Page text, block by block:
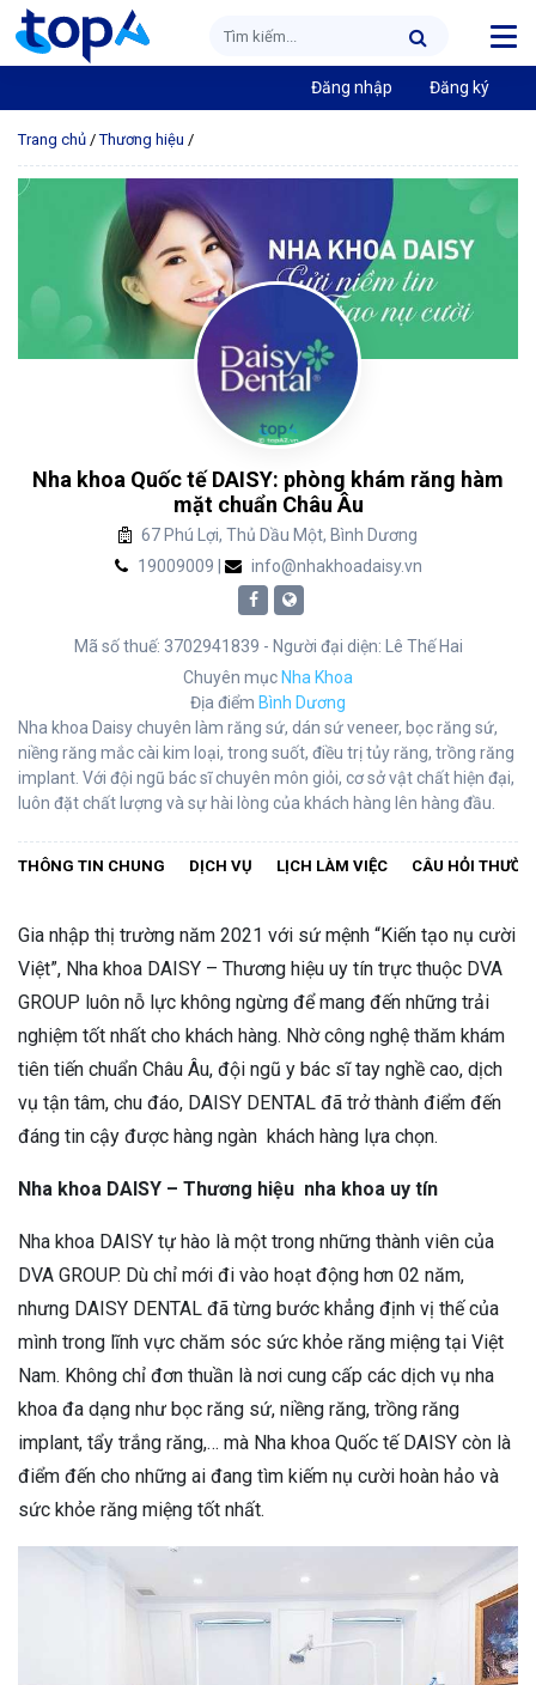
Đăng nhập Đăng ký
Trang chủ /Thương hiệu /
Nha khoa Quốc tế DAISY: phòng khám răng hàm
mặt chuẩn Châu Âu
67 Phú Lợi, Thủ Dầu Một, Bình Dương
19009009 |
info@nhakhoadaisy.vn
Mã số thuế: 3702941839 - Người đại diện: Lê Thế Hai
Chuyên mục Nha Khoa
Địa điểm Bình Dương
Nha khoa Daisy chuyên làm răng sứ, dán sứ veneer, bọc răng sứ,
niềng răng mắc cài kim loại, trong suốt, điều trị tủy răng, trồng răng
implant. Với đội ngũ bác sĩ chuyên môn giỏi, cơ sở vật chất hiện đại,
luôn đặt chất lượng và sự hài lòng của khách hàng lên hàng đầu.
THÔNG TIN CHUNG DỊCH VỤ LỊCH LÀM VIỆC CÂU HỎI
Gia nhập thị trường năm 2021 với sứ mệnh “Kiến tạo nụ cười
Việt”, Nha khoa DAISY – Thương hiệu uy tín trực thuộc DVA
GROUP luôn nỗ lực không ngừng để mang đến những trải
nghiệm tốt nhất cho khách hàng. Nhờ công nghệ thăm khám
tiên tiến chuẩn Châu Âu, đội ngũ y bác sĩ tay nghề cao, dịch
vụ tận tâm, chu đáo, DAISY DENTAL đã trở thành điểm đến
đáng tin cậy được hàng ngàn khách hàng lựa chọn.
Nha khoa DAISY – Thương hiệu nha khoa uy tín
Nha khoa DAISY tự hào là một trong những thành viên của
DVA GROUP. Dù chỉ mới đi vào hoạt động hơn 02 năm,
nhưng DAISY DENTAL đã từng bước khẳng định vị thế của
mình trong lĩnh vực chăm sóc sức khỏe răng miệng tại Việt
Nam. Không chỉ đơn thuần là nơi cung cấp các dịch vụ nha
khoa đa dạng như bọc răng sứ, niềng răng, trồng răng
implant, tẩy trắng răng,… mà Nha khoa Quốc tế DAISY còn là
điểm đến cho những ai đang tìm kiếm nụ cười hoàn hảo và
sức khỏe răng miệng tốt nhất.